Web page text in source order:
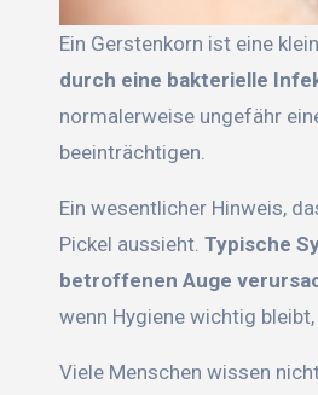
Ein Gerstenkorn ist eine
durch eine bakterielle
normalerweise ungefähr
beeinträchtigen.
Ein wesentlicher Hinweis,
Pickel aussieht. Typische
betroffenen Auge
wenn Hygiene wichtig
Viele Menschen wissen